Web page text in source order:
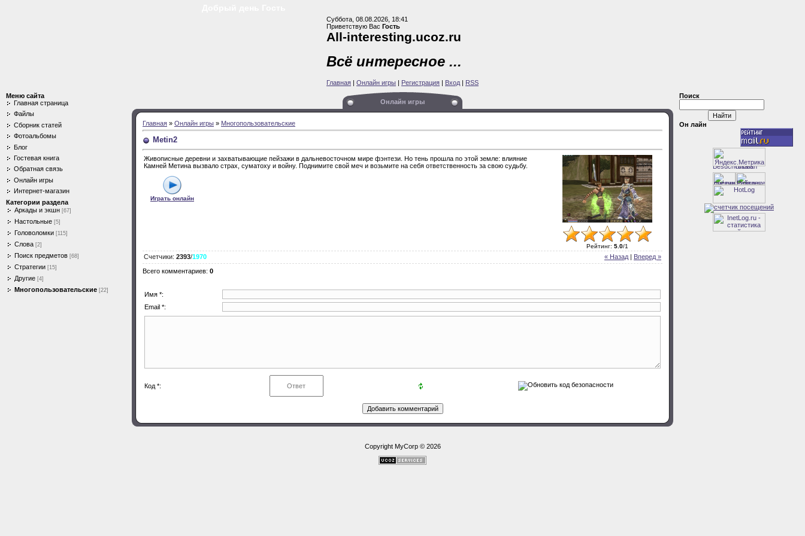
Суббота, 08.08.2026, 18:41
Приветствую Вас Гость
All-interesting.ucoz.ru
Всё интересное ...
Главная | Онлайн игры | Регистрация | Вход | RSS
Меню сайта
Главная страница
Файлы
Сборник статей
Фотоальбомы
Блог
Гостевая книга
Обратная связь
Онлайн игры
Интернет-магазин
Категории раздела
Аркады и экшн [67]
Настольные [5]
Головоломки [115]
Слова [2]
Поиск предметов [68]
Стратегии [15]
Другие [4]
Многопользовательские [22]
Онлайн игры
Главная » Онлайн игры » Многопользовательские
Metin2
Живописные деревни и захватывающие пейзажи в дальневосточном мире фэнтези. Но тень прошла по этой земле: влияние
Камней Метина вызвало страх, суматоху и войну. Поднимите свой меч и возьмите на себя ответственность за свою судьбу.
Играть онлайн
Рейтинг: 5.0/1
« Назад Вперед »
Счетчики: 2393/1970
Всего комментариев: 0
Имя *:
Email *:
Код *:
Поиск
Он лайн
Copyright MyCorp © 2026